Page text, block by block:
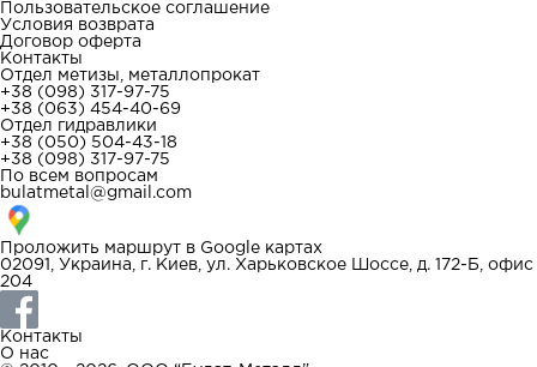
Пользовательское соглашение
Условия возврата
Договор оферта
Контакты
Отдел метизы, металлопрокат
+38 (098) 317-97-75
+38 (063) 454-40-69
Отдел гидравлики
+38 (050) 504-43-18
+38 (098) 317-97-75
По всем вопросам
bulatmetal@gmail.com
Проложить маршрут в Google картах
02091, Украина, г. Киев, ул. Харьковское Шоссе, д. 172-Б, офис
204
Контакты
О нас